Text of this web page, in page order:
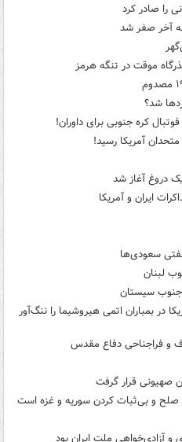
را صادر کرد
آخر صفر شد
موقت در تنگه هرمز
شد؟
کره جنوبی برای داوران!
آمریکا رسید!
دروغ آغاز شد
ایران و آمریکا
سعودی‌ها
لبنان
جنوب سیستان
در بمباران اتمی هیروشیما را ننگ‌آور
و فراجناحی دفاع مقدس
صهیونی قرار گرفت
صلح و بی‌ثبات کردن سوریه و غزه است
آزادی‌خواهی ملت ایران بود